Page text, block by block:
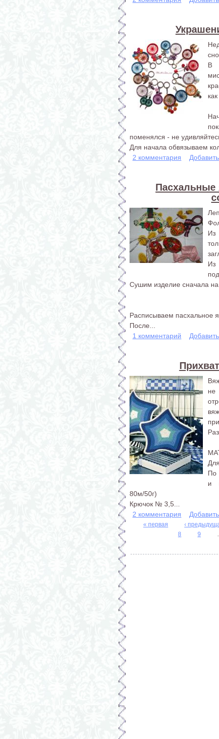
В
поменялся - не
Для начала обвязываем
2 комментария
Пасхальные
Из
Из
Сушим изделие сначала
Расписываем пасхальное
После...
1 комментарий
не
По
и
80м/50г)
Крючок № 3,5...
2 комментария
« первая
‹
8
9